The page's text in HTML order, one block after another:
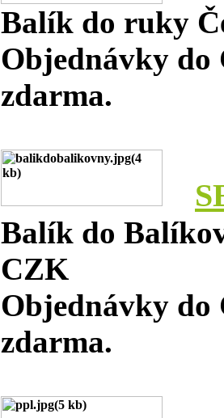
Balík do ruky
Objednávky do
zdarma.
Balík do
CZK
Objednávky do
zdarma.